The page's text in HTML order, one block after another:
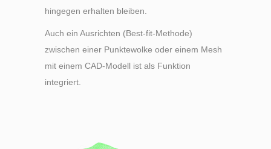
hingegen erhalten bleiben.
Auch ein Ausrichten (Best-fit-Methode)
zwischen einer Punktewolke oder einem Mesh
mit einem CAD-Modell ist als Funktion
integriert.